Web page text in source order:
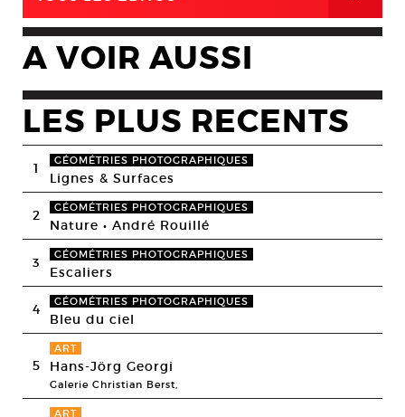
A VOIR AUSSI
LES PLUS RECENTS
1 GÉOMÉTRIES PHOTOGRAPHIQUES
Lignes & Surfaces
2 GÉOMÉTRIES PHOTOGRAPHIQUES
Nature • André Rouillé
3 GÉOMÉTRIES PHOTOGRAPHIQUES
Escaliers
4 GÉOMÉTRIES PHOTOGRAPHIQUES
Bleu du ciel
5
ART
Hans-Jörg Georgi
Galerie Christian Berst,
ART